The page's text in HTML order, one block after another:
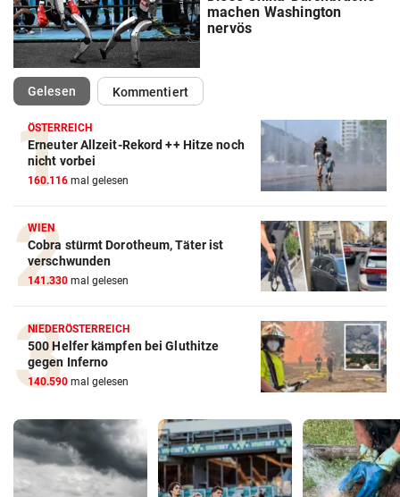
machen Washington
nervös
Gelesen(ausgewählt)Kommentiert
ÖSTERREICH
Erneuter Allzeit-Rekord ++ Hitze noch
nicht vorbei
160.116 mal gelesen
WIEN
Cobra stürmt Dorotheum, Täter ist
verschwunden
141.330 mal gelesen
NIEDERÖSTERREICH
500 Helfer kämpfen bei Gluthitze
gegen Inferno
140.590 mal gelesen